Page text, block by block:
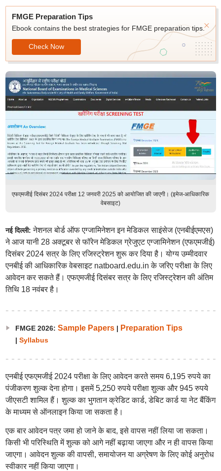
FMGE Preparation Tips
Ebook contains the best strategies for FMGE preparation tips.
Check Now
एफएमजीई दिसंबर 2024 परीक्षा 12 जनवरी 2025 को आयोजित की जाएगी। (इमेज-आधिकारिक
वेबसाइट)
नई दिल्ली:नेशनल बोर्ड ऑफ एग्जामिनेशन इन मेडिकल साइंसेज (एनबीईएमएस)
ने आज यानी 28 अक्टूबर से फॉरेन मेडिकल ग्रेजुएट एग्जामिनेशन (एफएमजीई)
दिसंबर 2024 सत्र के लिए रजिस्ट्रेशन शुरू कर दिया है। योग्य उम्मीदवार
एनबीई की आधिकारिक वेबसाइट natboard.edu.in के जरिए परीक्षा के लिए
आवेदन कर सकते हैं। एफएमजीई दिसंबर सत्र के लिए रजिस्ट्रेशन की अंतिम
तिथि 18 नवंबर है।
FMGE 2026: Sample Papers| Preparation Tips
| Syllabus
एनबीई एफएमजीई 2024 परीक्षा के लिए आवेदन करते समय 6,195 रुपये का
पंजीकरण शुल्क देना होगा। इसमें 5,250 रुपये परीक्षा शुल्क और 945 रुपये
जीएसटी शामिल हैं। शुल्क का भुगतान क्रेडिट कार्ड, डेबिट कार्ड या नेट बैंकिंग
के माध्यम से ऑनलाइन किया जा सकता है।
एक बार आवेदन पत्र जमा हो जाने के बाद, इसे वापस नहीं लिया जा सकता।
किसी भी परिस्थिति में शुल्क को आगे नहीं बढ़ाया जाएगा और न ही वापस किया
जाएगा। आवेदन शुल्क की वापसी, समायोजन या अग्रेषण के लिए कोई अनुरोध
स्वीकार नहीं किया जाएगा।